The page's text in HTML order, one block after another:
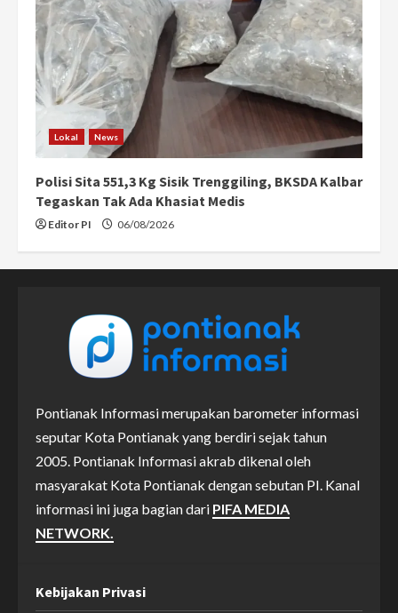
Lokal News
Polisi Sita 551,3 Kg Sisik Trenggiling, BKSDA Kalbar
Tegaskan Tak Ada Khasiat Medis
Editor PI 06/08/2026
Pontianak Informasi merupakan barometer informasi
seputar Kota Pontianak yang berdiri sejak tahun
2005. Pontianak Informasi akrab dikenal oleh
masyarakat Kota Pontianak dengan sebutan PI. Kanal
informasi ini juga bagian dari PIFA MEDIA
NETWORK.
Kebijakan Privasi